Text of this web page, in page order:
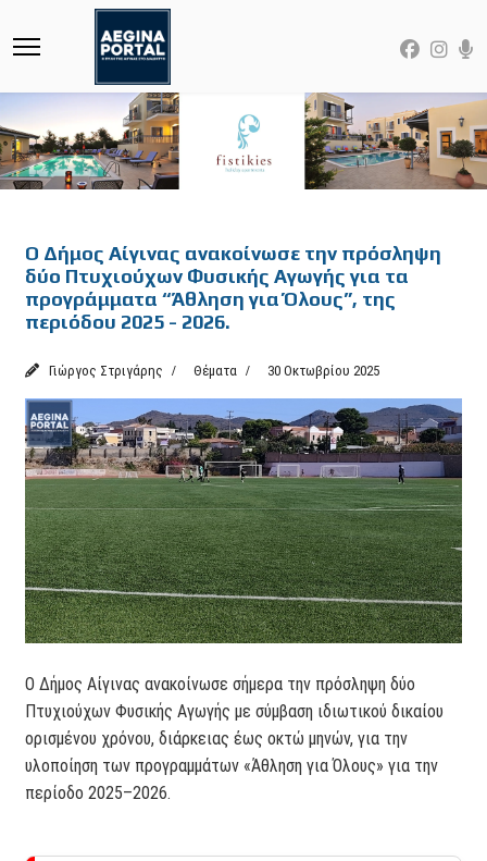
Ο Δήμος Αίγινας ανακοίνωσε την πρόσληψη
δύο Πτυχιούχων Φυσικής Αγωγής για τα
προγράμματα “Άθληση για Όλους”, της
περιόδου 2025 - 2026.
Γιώργος Στριγάρης Θέματα 30 Οκτωβρίου 2025
Ο Δήμος Αίγινας ανακοίνωσε σήμερα την πρόσληψη δύο
Πτυχιούχων Φυσικής Αγωγής με σύμβαση ιδιωτικού δικαίου
ορισμένου χρόνου, διάρκειας έως οκτώ μηνών, για την
υλοποίηση των προγραμμάτων «Άθληση για Όλους» για την
περίοδο 2025–2026.